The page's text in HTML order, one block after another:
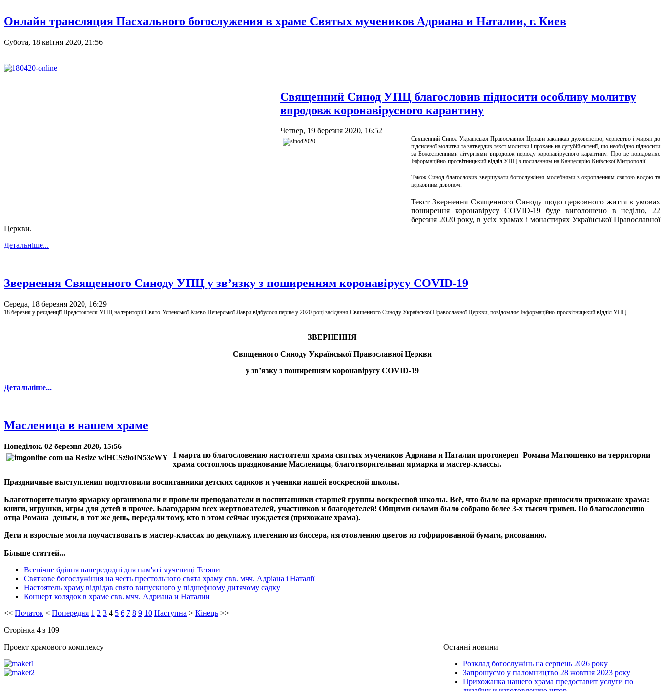
Онлайн трансляция Пасхального богослужения в храме Святых мучеников Адриана и Наталии, г. Киев
Субота, 18 квітня 2020, 21:56
Священний Синод УПЦ благословив підносити особливу молитву
впродовж коронавірусного карантину
Четвер, 19 березня 2020, 16:52
Священний Синод Української Православної Церкви закликав духовенство, чернецтво і мирян до
підсиленої молитви та затвердив текст молитви і прохань на сугубій єктенії, що необхідно підносити
за Божественними літургіями впродовж періоду коронавірусного карантину. Про це повідомляє
Інформаційно-просвітницький відділ УПЦ з посиланням на Канцелярію Київської Митрополії.
Також Синод благословив звершувати богослужіння молебнями з окропленням святою водою та
церковним дзвоном.
Текст Звернення Священного Синоду щодо церковного життя в умовах
поширення коронавірусу COVID-19 буде виголошено в неділю, 22
березня 2020 року, в усіх храмах і монастирях Української Православної
Церкви.
Детальніше...
Звернення Священного Синоду УПЦ у зв’язку з поширенням коронавірусу COVID-19
Середа, 18 березня 2020, 16:29
18 березня у резиденції Предстоятеля УПЦ на території Свято-Успенської Києво-Печерської Лаври відбулося перше у 2020 році засідання Священного Синоду Української Православної Церкви, повідомляє Інформаційно-просвітницький відділ УПЦ.
ЗВЕРНЕННЯ
Священного Синоду Української Православної Церкви
у зв’язку з поширенням коронавірусу COVID-19
Детальніше...
Масленица в нашем храме
Понеділок, 02 березня 2020, 15:56
1 марта по благословению настоятеля храма святых мучеников Адриана и Наталии протоиерея Романа Матюшенко на территории
храма состоялось празднование Масленицы, благотворительная ярмарка и мастер-классы.
Праздничные выступления подготовили воспитанники детских садиков и ученики нашей воскресной школы.
Благотворительную ярмарку организовали и провели преподаватели и воспитанники старшей группы воскресной школы. Всё, что было на ярмарке приносили прихожане храма:
книги, игрушки, игры для детей и прочее. Благодарим всех жертвователей, участников и благодетелей! Общими силами было собрано более 3-х тысяч гривен. По благословению
отца Романа деньги, в тот же день, передали тому, кто в этом сейчас нуждается (прихожане храма).
Дети и взрослые могли поучаствовать в мастер-классах по декупажу, плетению из биссера, изготовлению цветов из гофрированной бумаги, рисованию.
Більше статтей...
Всенічне бдіння напередодні дня пам'яті мучениці Тетяни
Святкове богослужіння на честь престольного свята храму свв. мчч. Адріана і Наталії
Настоятель храму відвідав свято випускного у підшефному дитячому садку
Концерт колядок в храме свв. мчч. Адриана и Наталии
<< Початок < Попередня 1 2 3 4 5 6 7 8 9 10 Наступна > Кінець >>
Сторінка 4 з 109
Проект храмового комплексу
Останні новини
Розклад богослужінь на серпень 2026 року
Запрошуємо у паломництво 28 жовтня 2023 року
Прихожанка нашего храма предоставит услуги по